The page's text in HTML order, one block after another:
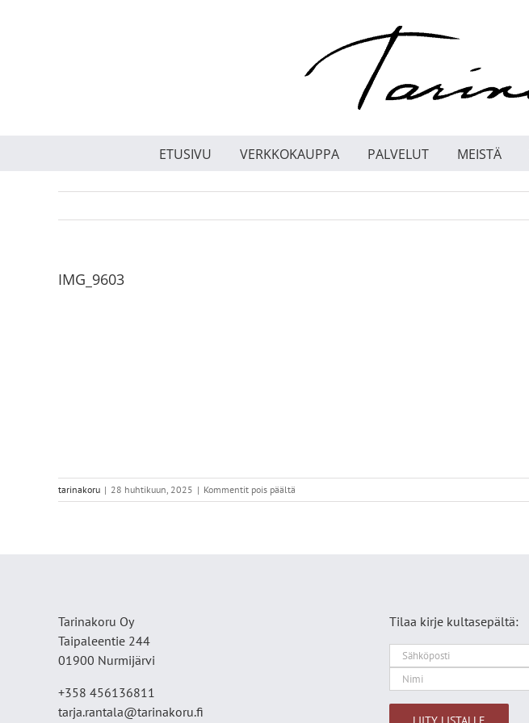
ETUSIVU VERKKOKAUPPA PALVELUT MEISTÄ
IMG_9603
tarinakoru | 28 huhtikuun, 2025 | Kommentit pois päältä
IMG_9603
Tarinakoru Oy
Taipaleentie 244
01900 Nurmijärvi
+358 456136811
tarja.rantala@tarinakoru.fi
Tilaa kirje kultasepältä: